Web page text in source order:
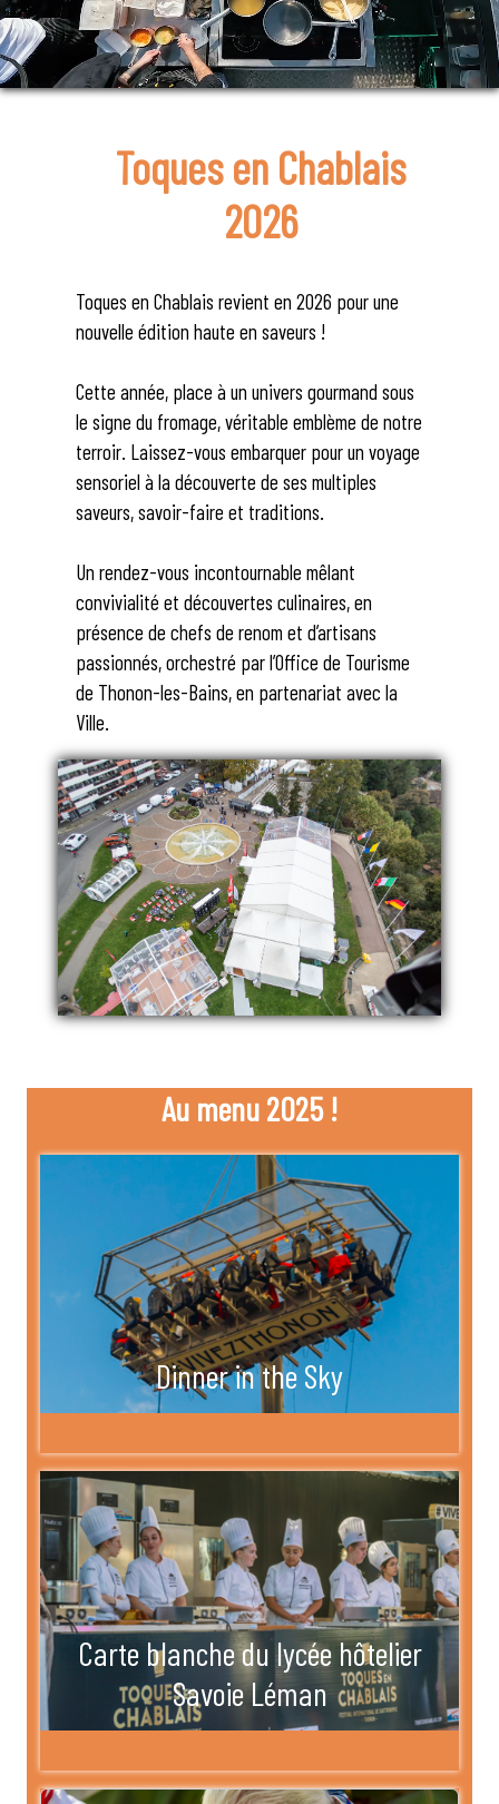
Toques en Chablais
2026
Toques en Chablais revient en 2026 pour une
nouvelle édition haute en saveurs !
Cette année, place à un univers gourmand sous
le signe du fromage, véritable emblème de notre
terroir. Laissez-vous embarquer pour un voyage
sensoriel à la découverte de ses multiples
saveurs, savoir-faire et traditions.
Un rendez-vous incontournable mêlant
convivialité et découvertes culinaires, en
présence de chefs de renom et d’artisans
passionnés, orchestré par l’Office de Tourisme
de Thonon-les-Bains, en partenariat avec la
Ville.
Au menu 2025 !
Dinner in the Sky
Carte blanche du lycée hôtelier
Savoie Léman